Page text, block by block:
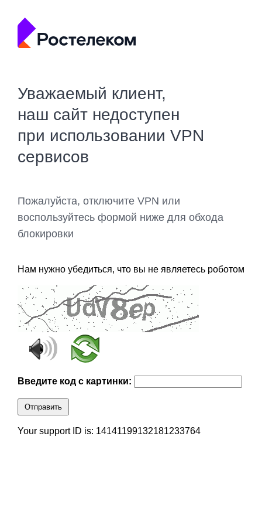
Уважаемый клиент,
наш сайт недоступен
при использовании VPN
сервисов
Пожалуйста, отключите VPN или
воспользуйтесь формой ниже для обхода
блокировки
Нам нужно убедиться, что вы не являетесь роботом
Введите код с картинки:
Отправить
Your support ID is: 14141199132181233764